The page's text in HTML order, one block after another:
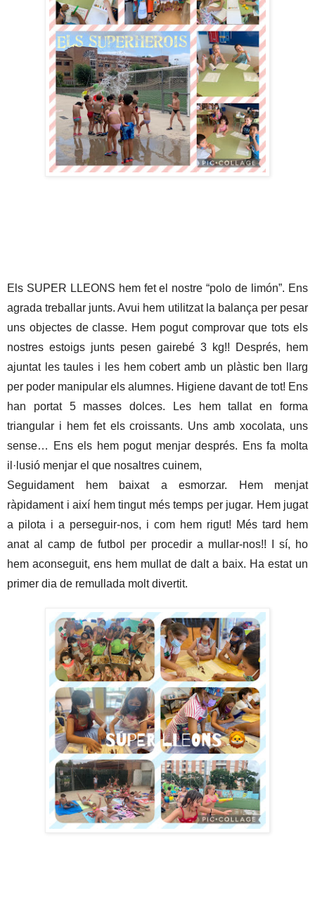
Els SUPER LLEONS hem fet el nostre “polo de limón”. Ens
agrada treballar junts. Avui hem utilitzat la balança per pesar
uns objectes de classe. Hem pogut comprovar que tots els
nostres estoigs junts pesen gairebé 3 kg!! Després, hem
ajuntat les taules i les hem cobert amb un plàstic ben llarg
per poder manipular els alumnes. Higiene davant de tot! Ens
han portat 5 masses dolces. Les hem tallat en forma
triangular i hem fet els croissants. Uns amb xocolata, uns
sense… Ens els hem pogut menjar després. Ens fa molta
il·lusió menjar el que nosaltres cuinem,
Seguidament hem baixat a esmorzar. Hem menjat
ràpidament i així hem tingut més temps per jugar. Hem jugat
a pilota i a perseguir-nos, i com hem rigut! Més tard hem
anat al camp de futbol per procedir a mullar-nos!! I sí, ho
hem aconseguit, ens hem mullat de dalt a baix. Ha estat un
primer dia de remullada molt divertit.